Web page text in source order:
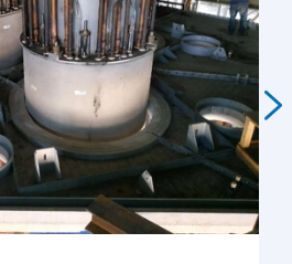
